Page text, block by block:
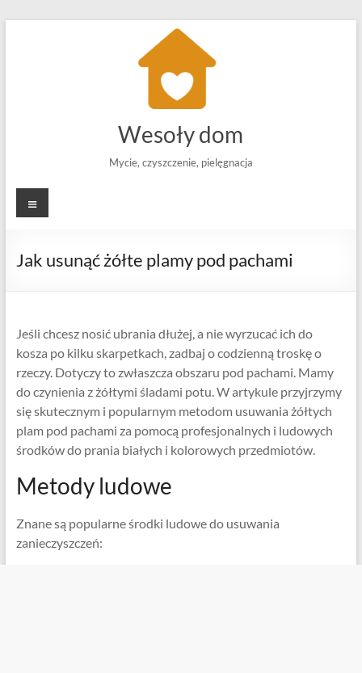
Wesoły dom
Mycie, czyszczenie, pielęgnacja
Menu
Jak usunąć żółte plamy pod pachami
Jeśli chcesz nosić ubrania dłużej, a nie wyrzucać ich do
kosza po kilku skarpetkach, zadbaj o codzienną troskę o
rzeczy. Dotyczy to zwłaszcza obszaru pod pachami. Mamy
do czynienia z żółtymi śladami potu. W artykule przyjrzymy
się skutecznym i popularnym metodom usuwania żółtych
plam pod pachami za pomocą profesjonalnych i ludowych
środków do prania białych i kolorowych przedmiotów.
Metody ludowe
Znane są popularne środki ludowe do usuwania
zanieczyszczeń: